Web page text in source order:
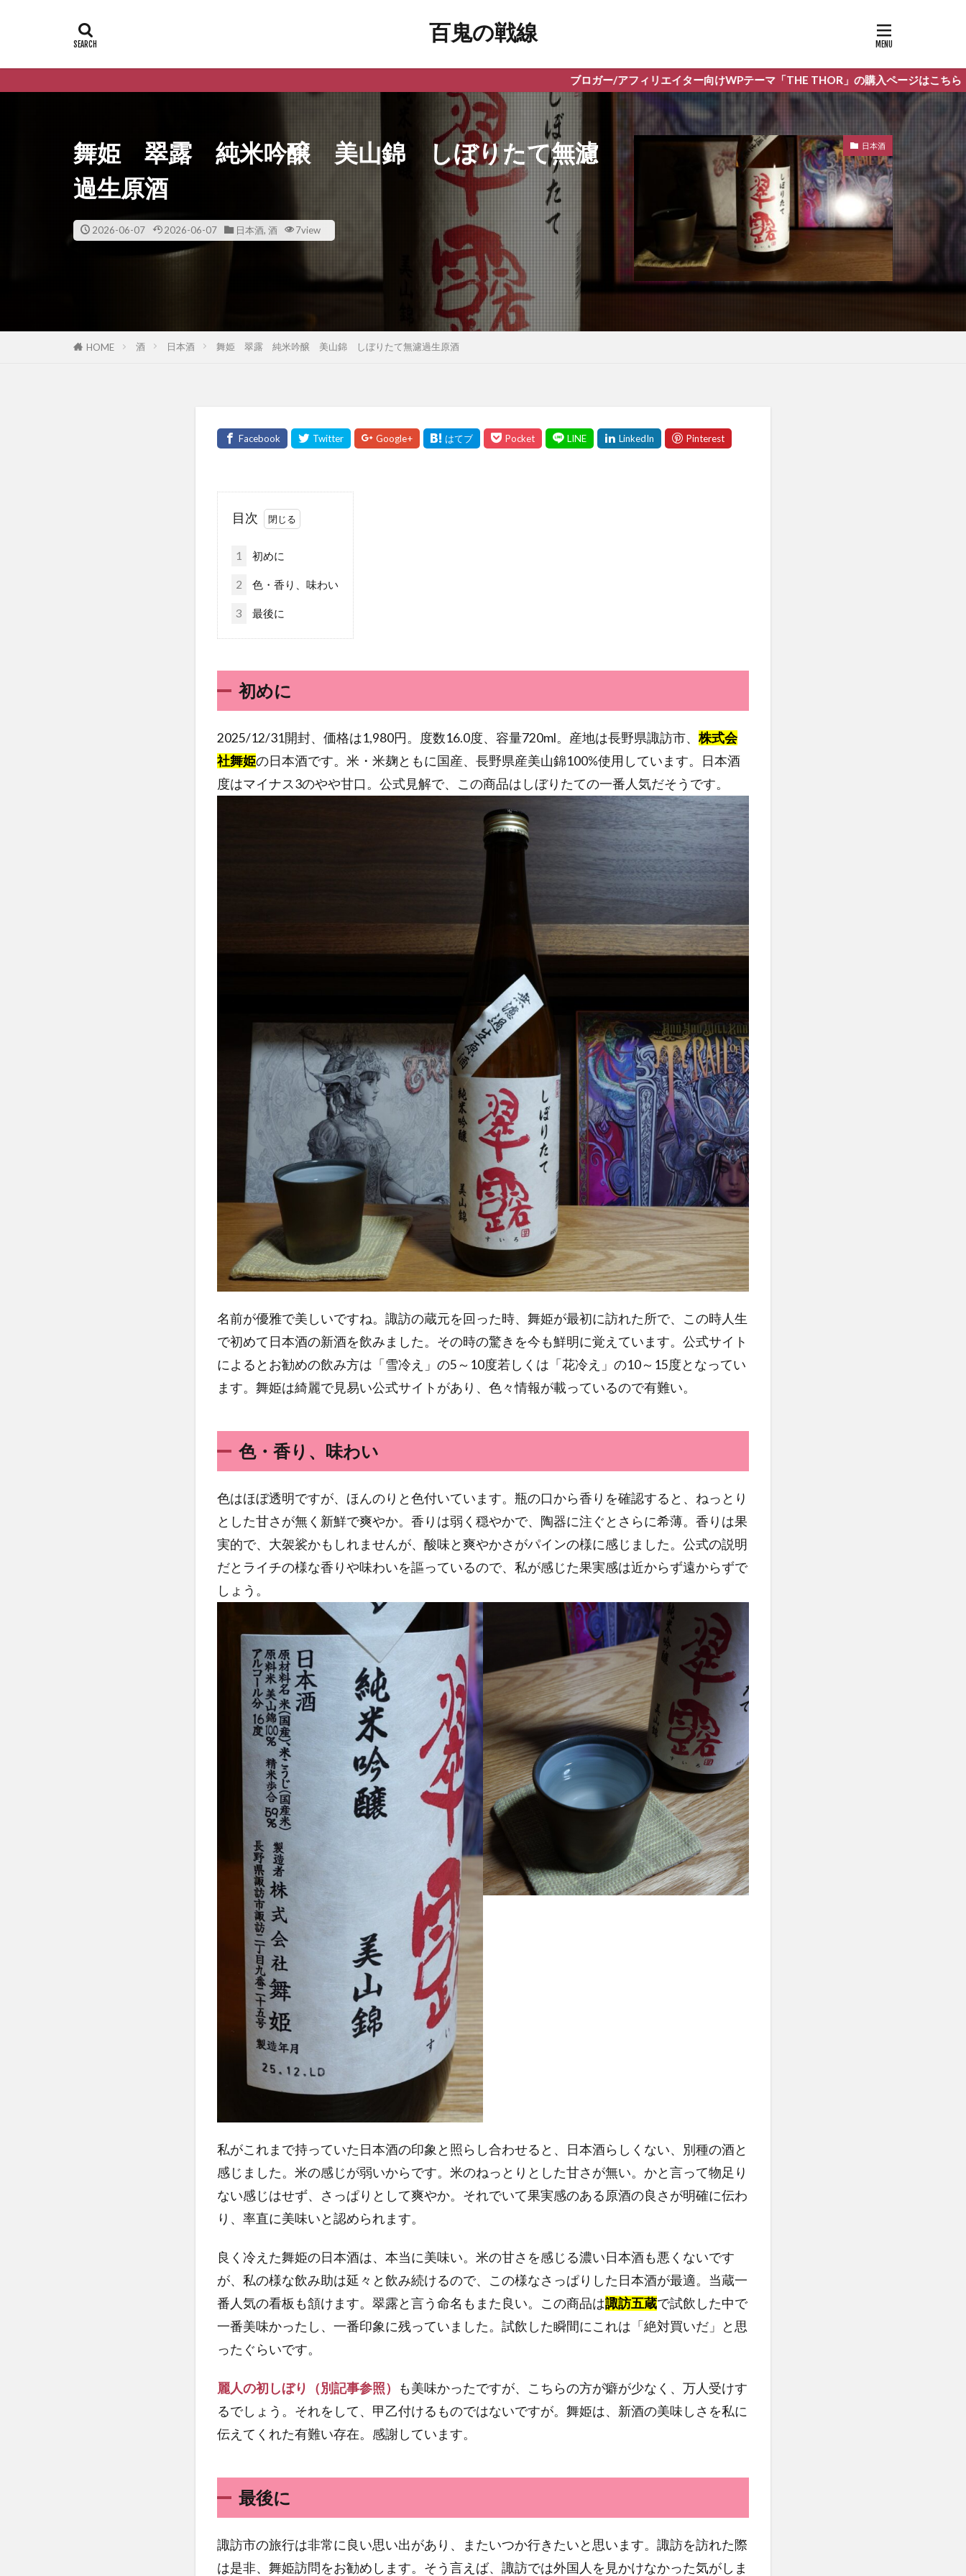
百鬼の戦線
ブロガー/アフィリエイター向けWPテーマ「THE THOR」の購入ページはこちら
舞姫 翠露 純米吟醸 美山錦 しぼりたて無濾
過生原酒
2026-06-07 2026-06-07 日本酒, 酒 7view
日本酒
HOME 酒 日本酒 舞姫 翠露 純米吟醸 美山錦 しぼりたて無濾過生原酒
目次
1 初めに
2 色・香り、味わい
3 最後に
初めに
2025/12/31開封、価格は1,980円。度数16.0度、容量720ml。産地は長野県諏訪市、株式会
社舞姫の日本酒です。米・米麹ともに国産、長野県産美山錦100%使用しています。日本酒
度はマイナス3のやや甘口。公式見解で、この商品はしぼりたての一番人気だそうです。
名前が優雅で美しいですね。諏訪の蔵元を回った時、舞姫が最初に訪れた所で、この時人生
で初めて日本酒の新酒を飲みました。その時の驚きを今も鮮明に覚えています。公式サイト
によるとお勧めの飲み方は「雪冷え」の5～10度若しくは「花冷え」の10～15度となってい
ます。舞姫は綺麗で見易い公式サイトがあり、色々情報が載っているので有難い。
色・香り、味わい
色はほぼ透明ですが、ほんのりと色付いています。瓶の口から香りを確認すると、ねっとり
とした甘さが無く新鮮で爽やか。香りは弱く穏やかで、陶器に注ぐとさらに希薄。香りは果
実的で、大袈裟かもしれませんが、酸味と爽やかさがパインの様に感じました。公式の説明
だとライチの様な香りや味わいを謳っているので、私が感じた果実感は近からず遠からずで
しょう。
私がこれまで持っていた日本酒の印象と照らし合わせると、日本酒らしくない、別種の酒と
感じました。米の感じが弱いからです。米のねっとりとした甘さが無い。かと言って物足り
ない感じはせず、さっぱりとして爽やか。それでいて果実感のある原酒の良さが明確に伝わ
り、率直に美味いと認められます。
良く冷えた舞姫の日本酒は、本当に美味い。米の甘さを感じる濃い日本酒も悪くないです
が、私の様な飲み助は延々と飲み続けるので、この様なさっぱりした日本酒が最適。当蔵一
番人気の看板も頷けます。翠露と言う命名もまた良い。この商品は諏訪五蔵で試飲した中で
一番美味かったし、一番印象に残っていました。試飲した瞬間にこれは「絶対買いだ」と思
ったぐらいです。
麗人の初しぼり（別記事参照）
も美味かったですが、こちらの方が癖が少なく、万人受けす
るでしょう。それをして、甲乙付けるものではないですが。舞姫は、新酒の美味しさを私に
伝えてくれた有難い存在。感謝しています。
最後に
諏訪市の旅行は非常に良い思い出があり、またいつか行きたいと思います。諏訪を訪れた際
は是非、舞姫訪問をお勧めします。そう言えば、諏訪では外国人を見かけなかった気がしま